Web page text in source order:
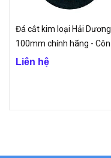
Đá cắt kim loại Hải Dương
100mm chính hãng -
ty TNHH Vinp
Liên hệ